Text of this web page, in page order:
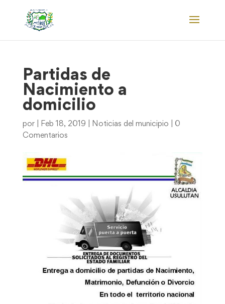
Partidas de
Nacimiento a
domicilio
por Feb 18, 2019 Noticias del municipio
0
Comentarios